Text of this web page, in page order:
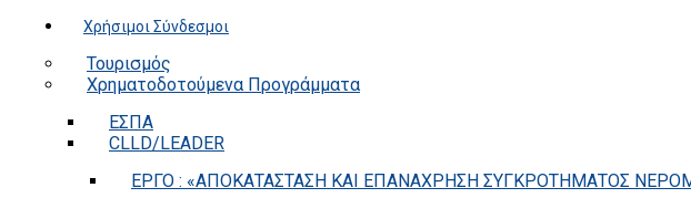
Χρήσιμοι Σύνδεσμοι
Τουρισμός
Χρηματοδοτούμενα Προγράμματα
ΕΣΠΑ
CLLD/LEADER
ΕΡΓΟ : «ΑΠΟΚΑΤΑΣΤΑΣΗ ΚΑΙ ΕΠΑΝΑΧΡΗΣΗ ΣΥΓΚΡΟΤΗΜΑΤΟΣ